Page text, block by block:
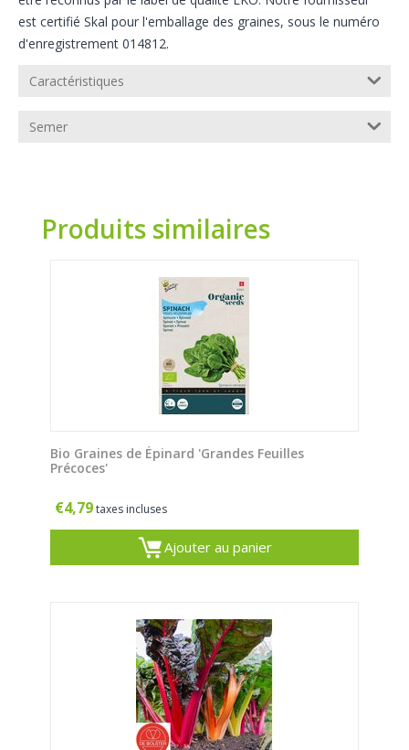
est certifié Skal pour l'emballage des graines, sous le numéro
d'enregistrement 014812.
Caractéristiques
Semer
Produits similaires
Bio Graines de Épinard 'Grandes Feuilles
Précoces'
€4,79taxes incluses
Ajouter au panier